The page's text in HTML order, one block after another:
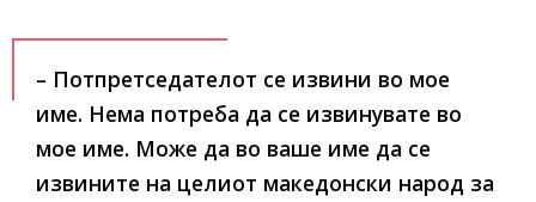
– Потпретседателот се извини во мое
име. Нема потреба да се извинувате во
мое име. Може да во ваше име да се
извините на целиот македонски народ за